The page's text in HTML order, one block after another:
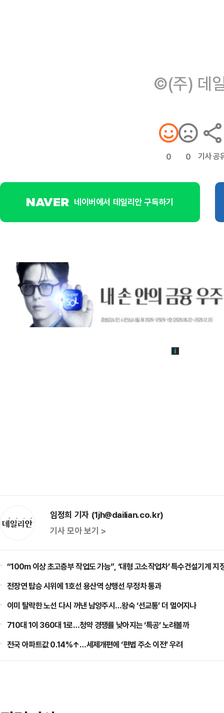
©(주) 데
0 0 기사 공
네이버에서 데일리안 구독하기
임정희 기자 (1jh@dailian.co.kr)
기사 모아 보기 >
“100m 이상 초고층부 작업도 가능”, ‘대형 고소작업차’ 특수건설기계 지
전장연 탑승 시위에 1호선 용산역 상행선 무정차 통과
이미 탈락한 노선 다시 꺼낸 남양주시…왕숙 ‘선교통’ 더 멀어지나
710대 1이 360대 1로…청약 경쟁률 낮아지는 ‘특공’ 노려볼까
전국 아파트값 0.14%↑…세제개편에 ‘편법 주소 이전’ 우려